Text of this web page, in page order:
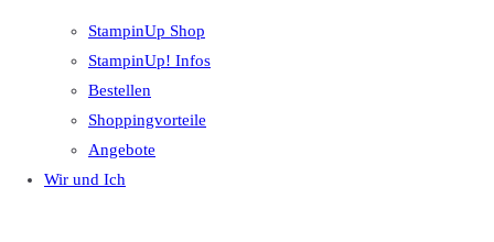
StampinUp Shop
StampinUp! Infos
Bestellen
Shoppingvorteile
Angebote
Wir und Ich